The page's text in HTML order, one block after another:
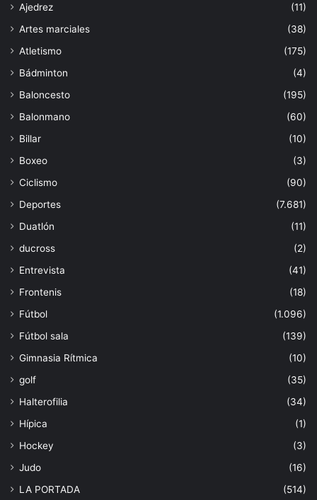
Ajedrez
(11)
Artes marciales
(38)
Atletismo
(175)
Bádminton
(4)
Baloncesto
(195)
Balonmano
(60)
Billar
(10)
Boxeo
(3)
Ciclismo
(90)
Deportes
(7.681)
Duatlón
(11)
ducross
(2)
Entrevista
(41)
Frontenis
(18)
Fútbol
(1.096)
Fútbol sala
(139)
Gimnasia Rítmica
(10)
golf
(35)
Halterofilia
(34)
Hípica
(1)
Hockey
(3)
Judo
(16)
LA PORTADA
(514)